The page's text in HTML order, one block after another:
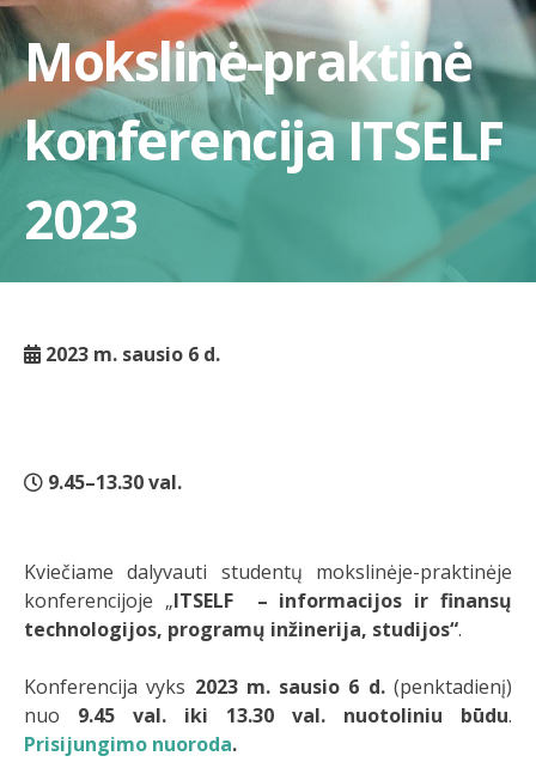
Mokslinė-praktinė
konferencija ITSELF
2023
2023 m. sausio 6 d.
9.45–13.30 val.
Kviečiame dalyvauti studentų mokslinėje-praktinėje
konferencijoje „ITSELF – informacijos ir finansų
technologijos, programų inžinerija, studijos“.
Konferencija vyks 2023 m. sausio 6 d.(penktadienį)
nuo 9.45 val. iki 13.30 val. nuotoliniu būdu.
Prisijungimo nuoroda.